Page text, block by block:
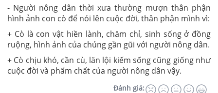
- Người nông dân thời xưa thường mượn thân phận
hình ảnh con cò để nói lên cuộc đời, thân phận mình vì:
+ Cò là con vật hiền lành, chăm chỉ, sinh sống ở đồng
ruộng, hình ảnh của chúng gần gũi với người nông dân.
+ Cò chịu khó, cần cù, lăn lội kiếm sống cũng giống như
cuộc đời và phẩm chất của người nông dân vậy.
Đánh giá: